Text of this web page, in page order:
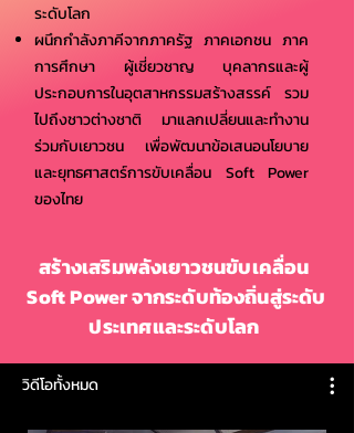
ระดับโลก
ผนึกกำลังภาคีจากภาครัฐ ภาคเอกชน ภาค
การศึกษา ผู้เชี่ยวชาญ บุคลากรและผู้
ประกอบการในอุตสาหกรรมสร้างสรรค์ รวม
ไปถึงชาวต่างชาติ มาแลกเปลี่ยนและทำงาน
ร่วมกับเยาวชน เพื่อพัฒนาข้อเสนอนโยบาย
และยุทธศาสตร์การขับเคลื่อน Soft Power
ของไทย
สร้างเสริมพลังเยาวชนขับเคลื่อน
Soft Power จากระดับท้องถิ่นสู่ระดับ
ประเทศและระดับโลก
วิดีโอทั้งหมด